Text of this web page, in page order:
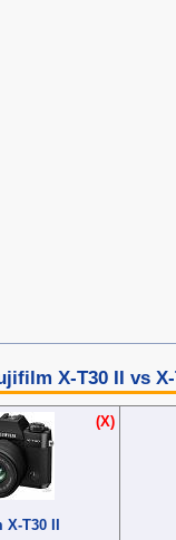
X-T30 II vs
(X)
II